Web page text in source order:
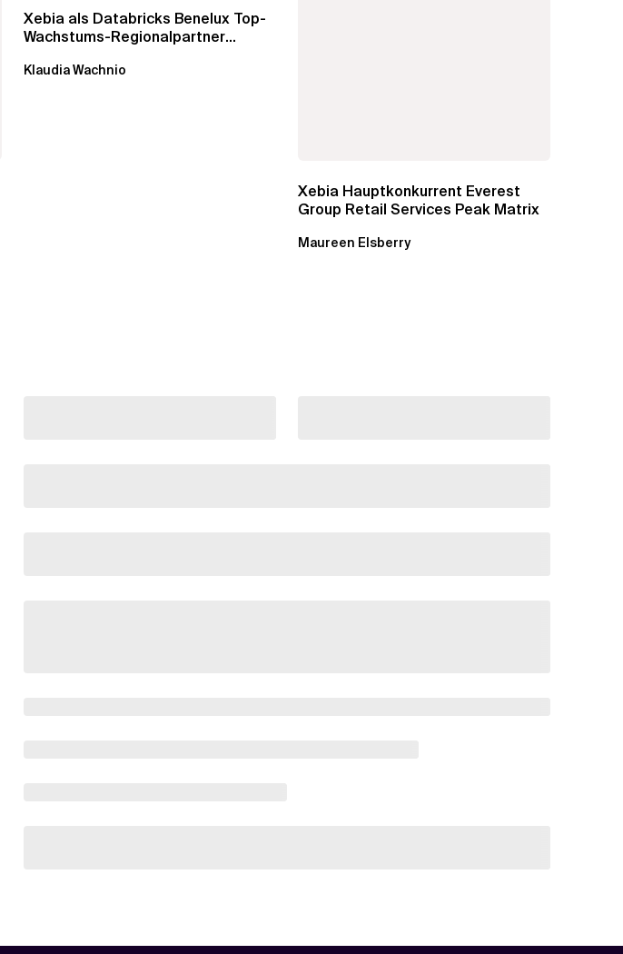
Xebia als Databricks Benelux Top-
Wachstums-Regionalpartner
Klaudia Wachnio
Xebia Hauptkonkurrent Everest
Group Retail Services Peak Matrix
Maureen Elsberry